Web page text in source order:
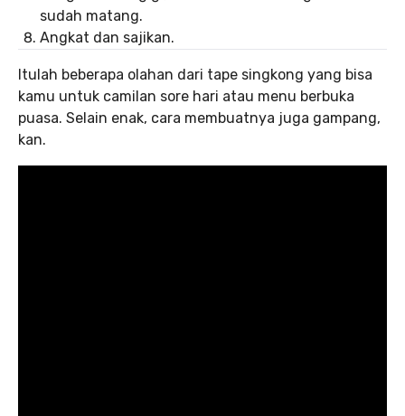
sudah matang.
Angkat dan sajikan.
Itulah beberapa olahan dari tape singkong yang bisa
kamu untuk camilan sore hari atau menu berbuka
puasa. Selain enak, cara membuatnya juga gampang,
kan.